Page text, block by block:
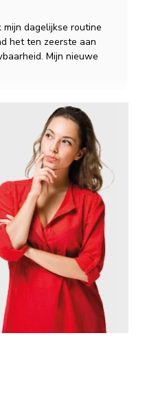
dagelijkse routine
het ten zeerste aan
Mijn nieuwe